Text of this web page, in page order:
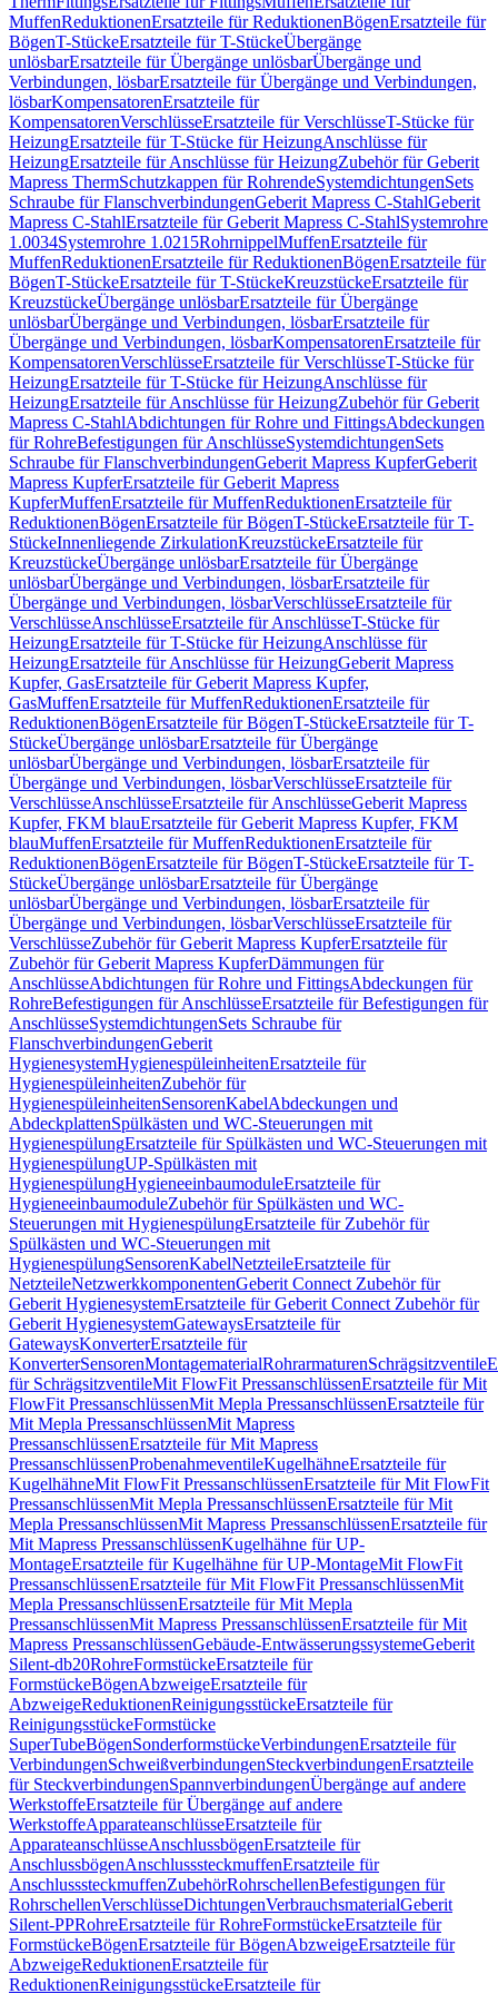
MuffenReduktionenErsatzteile für ReduktionenBögenErsatzteile für
BögenT-StückeErsatzteile für T-StückeÜbergänge
unlösbarErsatzteile für Übergänge unlösbarÜbergänge und
Verbindungen, lösbarErsatzteile für Übergänge und Verbindungen,
lösbarKompensatorenErsatzteile für
KompensatorenVerschlüsseErsatzteile für VerschlüsseT-Stücke für
HeizungErsatzteile für T-Stücke für HeizungAnschlüsse für
HeizungErsatzteile für Anschlüsse für HeizungZubehör für Geberit
Mapress ThermSchutzkappen für RohrendeSystemdichtungenSets
Schraube für FlanschverbindungenGeberit Mapress C-StahlGeberit
Mapress C-StahlErsatzteile für Geberit Mapress C-StahlSystemrohre
1.0034Systemrohre 1.0215RohrnippelMuffenErsatzteile für
MuffenReduktionenErsatzteile für ReduktionenBögenErsatzteile für
BögenT-StückeErsatzteile für T-StückeKreuzstückeErsatzteile für
KreuzstückeÜbergänge unlösbarErsatzteile für Übergänge
unlösbarÜbergänge und Verbindungen, lösbarErsatzteile für
Übergänge und Verbindungen, lösbarKompensatorenErsatzteile für
KompensatorenVerschlüsseErsatzteile für VerschlüsseT-Stücke für
HeizungErsatzteile für T-Stücke für HeizungAnschlüsse für
HeizungErsatzteile für Anschlüsse für HeizungZubehör für Geberit
Mapress C-StahlAbdichtungen für Rohre und FittingsAbdeckungen
für RohreBefestigungen für AnschlüsseSystemdichtungenSets
Schraube für FlanschverbindungenGeberit Mapress KupferGeberit
Mapress KupferErsatzteile für Geberit Mapress
KupferMuffenErsatzteile für MuffenReduktionenErsatzteile für
ReduktionenBögenErsatzteile für BögenT-StückeErsatzteile für T-
StückeInnenliegende ZirkulationKreuzstückeErsatzteile für
KreuzstückeÜbergänge unlösbarErsatzteile für Übergänge
unlösbarÜbergänge und Verbindungen, lösbarErsatzteile für
Übergänge und Verbindungen, lösbarVerschlüsseErsatzteile für
VerschlüsseAnschlüsseErsatzteile für AnschlüsseT-Stücke für
HeizungErsatzteile für T-Stücke für HeizungAnschlüsse für
HeizungErsatzteile für Anschlüsse für HeizungGeberit Mapress
Kupfer, GasErsatzteile für Geberit Mapress Kupfer,
GasMuffenErsatzteile für MuffenReduktionenErsatzteile für
ReduktionenBögenErsatzteile für BögenT-StückeErsatzteile für T-
StückeÜbergänge unlösbarErsatzteile für Übergänge
unlösbarÜbergänge und Verbindungen, lösbarErsatzteile für
Übergänge und Verbindungen, lösbarVerschlüsseErsatzteile für
VerschlüsseAnschlüsseErsatzteile für AnschlüsseGeberit Mapress
Kupfer, FKM blauErsatzteile für Geberit Mapress Kupfer, FKM
blauMuffenErsatzteile für MuffenReduktionenErsatzteile für
ReduktionenBögenErsatzteile für BögenT-StückeErsatzteile für T-
StückeÜbergänge unlösbarErsatzteile für Übergänge
unlösbarÜbergänge und Verbindungen, lösbarErsatzteile für
Übergänge und Verbindungen, lösbarVerschlüsseErsatzteile für
VerschlüsseZubehör für Geberit Mapress KupferErsatzteile für
Zubehör für Geberit Mapress KupferDämmungen für
AnschlüsseAbdichtungen für Rohre und FittingsAbdeckungen für
RohreBefestigungen für AnschlüsseErsatzteile für Befestigungen für
AnschlüsseSystemdichtungenSets Schraube für
FlanschverbindungenGeberit
HygienesystemHygienespüleinheitenErsatzteile für
HygienespüleinheitenZubehör für
HygienespüleinheitenSensorenKabelAbdeckungen und
AbdeckplattenSpülkästen und WC-Steuerungen mit
HygienespülungErsatzteile für Spülkästen und WC-Steuerungen mit
HygienespülungUP-Spülkästen mit
HygienespülungHygieneeinbaumoduleErsatzteile für
HygieneeinbaumoduleZubehör für Spülkästen und WC-
Steuerungen mit HygienespülungErsatzteile für Zubehör für
Spülkästen und WC-Steuerungen mit
HygienespülungSensorenKabelNetzteileErsatzteile für
NetzteileNetzwerkkomponentenGeberit Connect Zubehör für
Geberit HygienesystemErsatzteile für Geberit Connect Zubehör für
Geberit HygienesystemGatewaysErsatzteile für
GatewaysKonverterErsatzteile für
KonverterSensorenMontagematerialRohrarmaturenSchrägsitzventile
für SchrägsitzventileMit FlowFit PressanschlüssenErsatzteile für Mit
FlowFit PressanschlüssenMit Mepla PressanschlüssenErsatzteile für
Mit Mepla PressanschlüssenMit Mapress
PressanschlüssenErsatzteile für Mit Mapress
PressanschlüssenProbenahmeventileKugelhähneErsatzteile für
KugelhähneMit FlowFit PressanschlüssenErsatzteile für Mit FlowFit
PressanschlüssenMit Mepla PressanschlüssenErsatzteile für Mit
Mepla PressanschlüssenMit Mapress PressanschlüssenErsatzteile für
Mit Mapress PressanschlüssenKugelhähne für UP-
MontageErsatzteile für Kugelhähne für UP-MontageMit FlowFit
PressanschlüssenErsatzteile für Mit FlowFit PressanschlüssenMit
Mepla PressanschlüssenErsatzteile für Mit Mepla
PressanschlüssenMit Mapress PressanschlüssenErsatzteile für Mit
Mapress PressanschlüssenGebäude-EntwässerungssystemeGeberit
Silent-db20RohreFormstückeErsatzteile für
FormstückeBögenAbzweigeErsatzteile für
AbzweigeReduktionenReinigungsstückeErsatzteile für
ReinigungsstückeFormstücke
SuperTubeBögenSonderformstückeVerbindungenErsatzteile für
VerbindungenSchweißverbindungenSteckverbindungenErsatzteile
für SteckverbindungenSpannverbindungenÜbergänge auf andere
WerkstoffeErsatzteile für Übergänge auf andere
WerkstoffeApparateanschlüsseErsatzteile für
ApparateanschlüsseAnschlussbögenErsatzteile für
AnschlussbögenAnschlusssteckmuffenErsatzteile für
AnschlusssteckmuffenZubehörRohrschellenBefestigungen für
RohrschellenVerschlüsseDichtungenVerbrauchsmaterialGeberit
Silent-PPRohreErsatzteile für RohreFormstückeErsatzteile für
FormstückeBögenErsatzteile für BögenAbzweigeErsatzteile für
AbzweigeReduktionenErsatzteile für
ReduktionenReinigungsstückeErsatzteile für